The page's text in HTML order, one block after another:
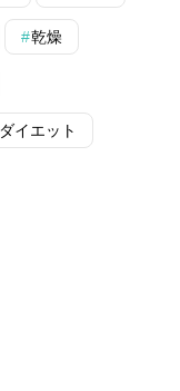
乾燥
ダイエット